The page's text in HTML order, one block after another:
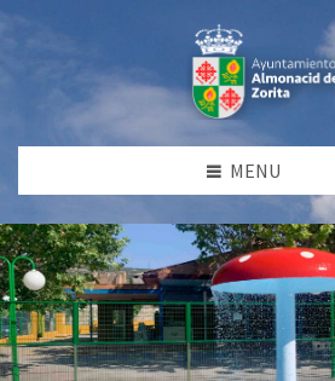
MENU